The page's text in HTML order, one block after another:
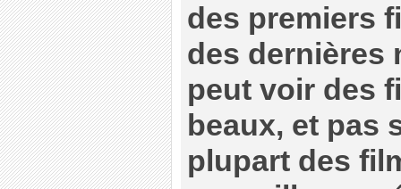
des premiers
des dernières
peut voir des
beaux, et pas
plupart des